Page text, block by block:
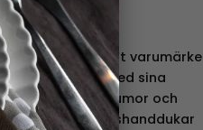
Lindén, är ett varumärke
i hemmen med sina
kombinerar humor och
muggar och kökshanddukar